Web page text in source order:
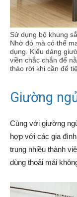
Sử dụng bộ khung
Nhờ đó mà có thể
dụng. Kiểu dáng
viền chắc chắn để
tháo rời khi cần để
Giường
Cùng với giường
hợp với các gia
trung nhiều thành
dùng thoải mái